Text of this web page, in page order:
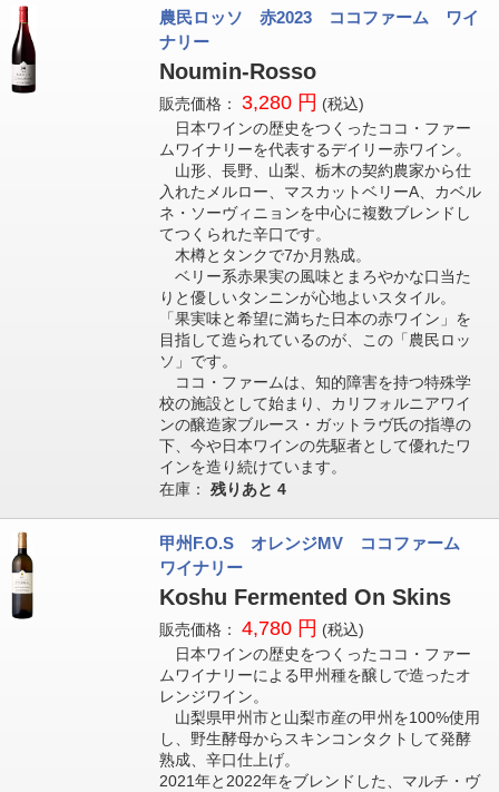
農民ロッソ 赤2023 ココファーム ワイ
ナリー
Noumin-Rosso
販売価格： 3,280 円 (税込)
日本ワインの歴史をつくったココ・ファー
ムワイナリーを代表するデイリー赤ワイン。
山形、長野、山梨、栃木の契約農家から仕
入れたメルロー、マスカットベリーA、カベル
ネ・ソーヴィニョンを中心に複数ブレンドし
てつくられた辛口です。
木樽とタンクで7か月熟成。
ベリー系赤果実の風味とまろやかな口当た
りと優しいタンニンが心地よいスタイル。
「果実味と希望に満ちた日本の赤ワイン」を
目指して造られているのが、この「農民ロッ
ソ」です。
ココ・ファームは、知的障害を持つ特殊学
校の施設として始まり、カリフォルニアワイ
ンの醸造家ブルース・ガットラヴ氏の指導の
下、今や日本ワインの先駆者として優れたワ
インを造り続けています。
在庫： 残りあと 4
甲州F.O.S オレンジMV ココファーム
ワイナリー
Koshu Fermented On Skins
販売価格： 4,780 円 (税込)
日本ワインの歴史をつくったココ・ファー
ムワイナリーによる甲州種を醸しで造ったオ
レンジワイン。
山梨県甲州市と山梨市産の甲州を100%使用
し、野生酵母からスキンコンタクトして発酵
熟成、辛口仕上げ。
2021年と2022年をブレンドした、マルチ・ヴ